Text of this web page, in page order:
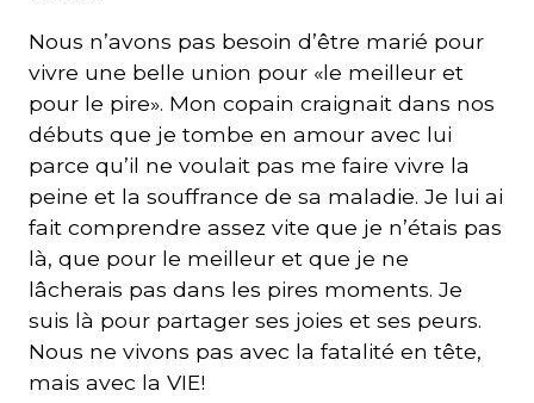
Nous n’avons pas besoin d’être marié pour
vivre une belle union pour «le meilleur et
pour le pire». Mon copain craignait dans nos
débuts que je tombe en amour avec lui
parce qu’il ne voulait pas me faire vivre la
peine et la souffrance de sa maladie. Je lui ai
fait comprendre assez vite que je n’étais pas
là, que pour le meilleur et que je ne
lâcherais pas dans les pires moments. Je
suis là pour partager ses joies et ses peurs.
Nous ne vivons pas avec la fatalité en tête,
mais avec la VIE!